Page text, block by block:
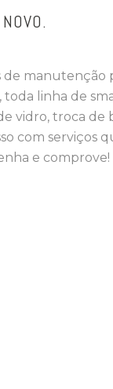
de manutenção
toda linha de
vidro, troca de
com serviços
e comprove!